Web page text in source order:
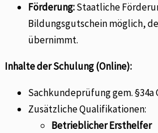
Förderung:Staatliche
Bildungsgutschein möglich,
übernimmt.
Inhalte der Schulung (Online):
Sachkundeprüfung gem. §34a
Zusätzliche Qualifikationen:
Betrieblicher Ersthelfer